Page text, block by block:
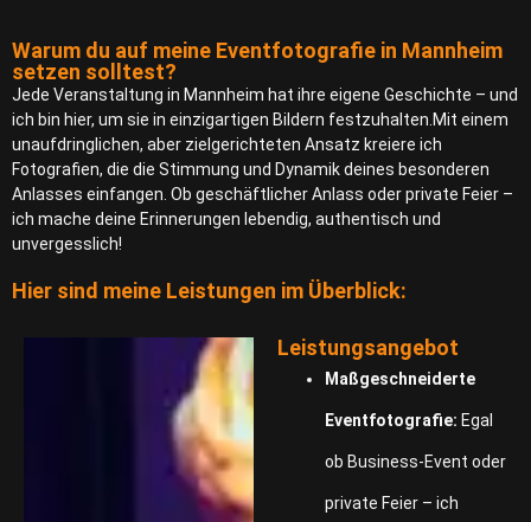
Warum du auf meine Eventfotografie in Mannheim
setzen solltest?
Jede Veranstaltung in Mannheim hat ihre eigene Geschichte – und
ich bin hier, um sie in einzigartigen Bildern festzuhalten.Mit einem
unaufdringlichen, aber zielgerichteten Ansatz kreiere ich
Fotografien, die die Stimmung und Dynamik deines besonderen
Anlasses einfangen. Ob geschäftlicher Anlass oder private Feier –
ich mache deine Erinnerungen lebendig, authentisch und
unvergesslich!
Hier sind meine Leistungen im Überblick:
Leistungsangebot
Maßgeschneiderte
Eventfotografie: Egal
ob Business-Event oder
private Feier – ich